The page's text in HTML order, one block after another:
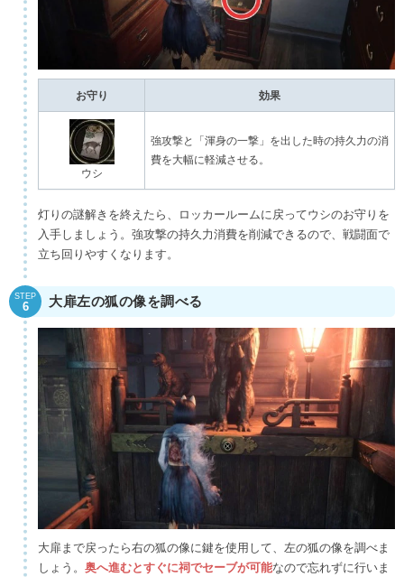
お守り 効果
ウシ
強攻撃と「渾身の一撃」を出した時の持久力の消
費を大幅に軽減させる。
灯りの謎解きを終えたら、ロッカールームに戻ってウシのお守りを
入手しましょう。強攻撃の持久力消費を削減できるので、戦闘面で
立ち回りやすくなります。
STEP
6 大扉左の狐の像を調べる
大扉まで戻ったら右の狐の像に鍵を使用して、左の狐の像を調べま
しょう。 奥へ進むとすぐに祠でセーブが可能なので忘れずに行いま